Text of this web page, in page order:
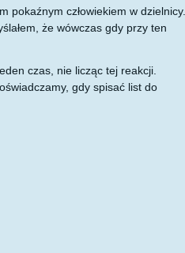
pokaźnym człowiekiem w dzielnicy.
że wówczas gdy przy ten
czas, nie licząc tej reakcji.
gdy spisać list do